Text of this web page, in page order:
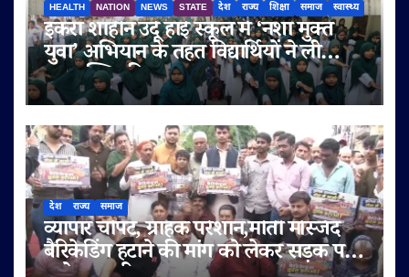
HEALTH NATION NEWS STATE देश राज्य शिक्षा समाज स्वास्थ्य
इकरा शाहीन उर्दू हाई स्कूल में ‘नशा मुक्त
युवा’ अभियान के तहत विद्यार्थियों ने ली
नशामुक्ति की शपथ
देश राज्य समाज
व्यापार चौपट, ग्राहक परेशान,मोती मस्जिद
बैरिकेडिंग हटाने की मांग को लेकर सड़क पर